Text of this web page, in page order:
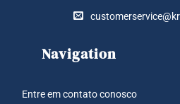
Navigation
Entre em contato conosco